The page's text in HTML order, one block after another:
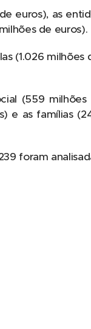
euros), as
de euros).
(1.026 milhões
(559 milhões
e as famílias
foram